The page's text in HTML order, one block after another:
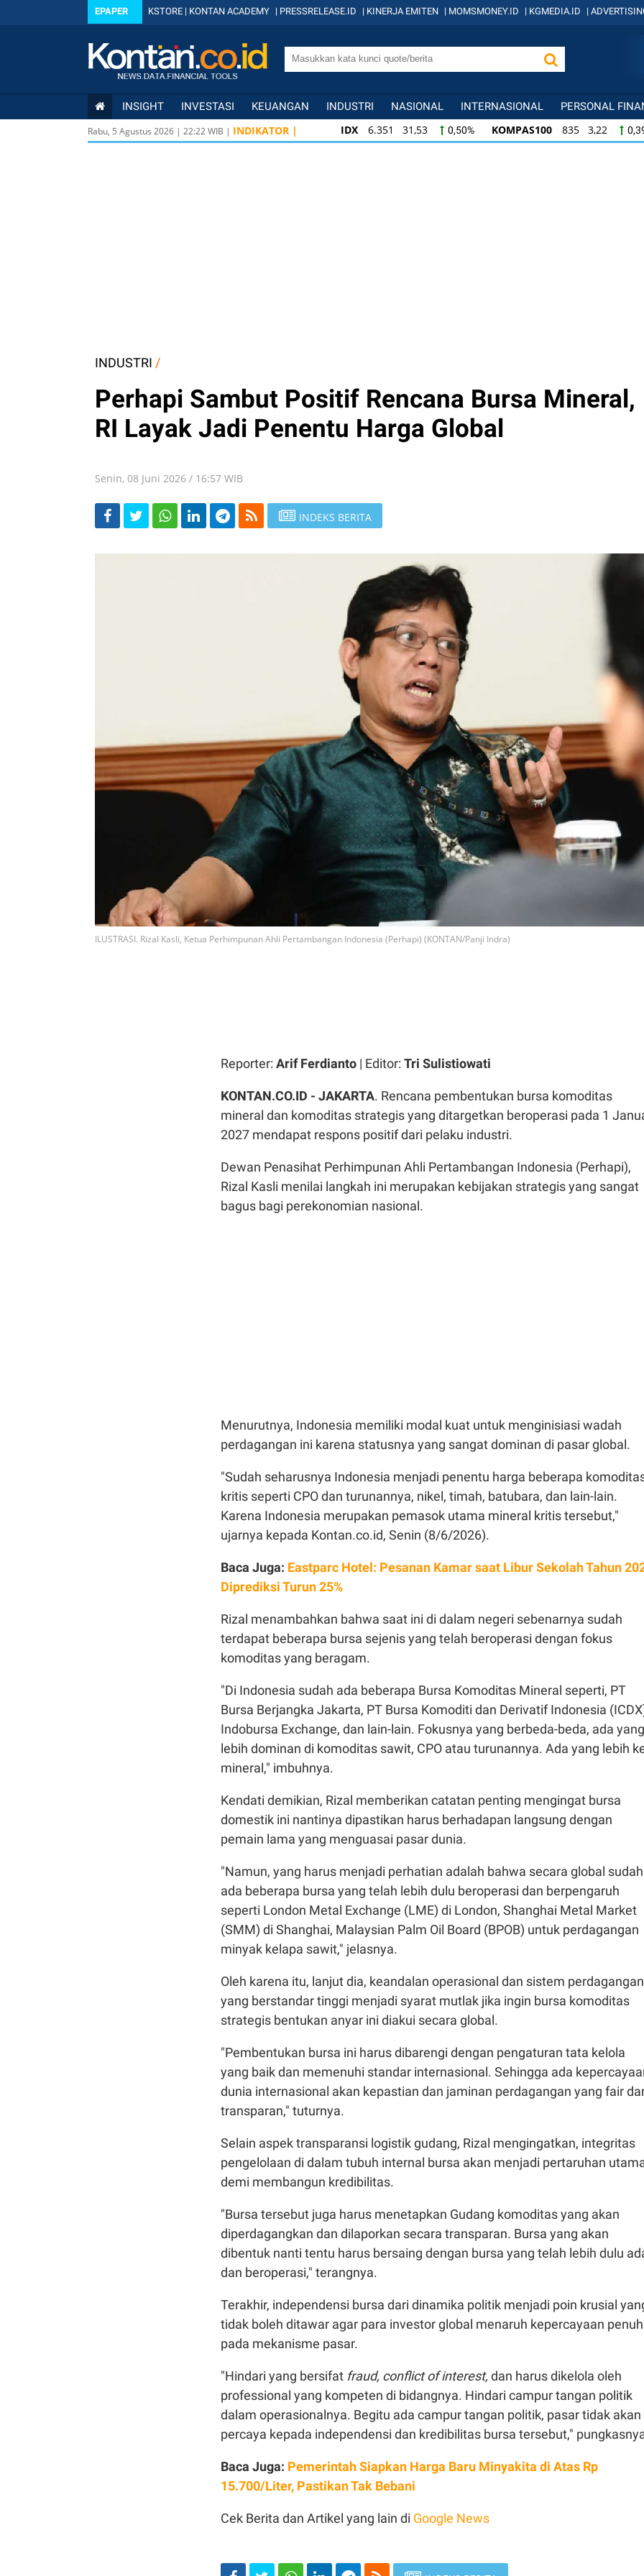
EPAPER KSTORE | KONTAN ACADEMY | PRESSRELEASE.ID | KINERJA EMITEN | MOMSMONEY.ID | KGMEDIA.ID |
INSIGHT INVESTASI KEUANGAN INDUSTRI NASIONAL INTERNASIONAL PERSONAL
Rabu, 5 Agustus 2026 | 22:22WIB | INDIKATOR | IDX 6.351 31,53 0,50% KOMPAS100 835 3,22
IDX
6.351 31,53 0,50% KOMPAS100 835 3,22
INDUSTRI /
Perhapi Sambut Positif Rencana Bursa Mineral,
RI Layak Jadi Penentu Harga Global
Senin, 08 Juni 2026 / 16:57 WIB
INDEKS BERITA
ILUSTRASI. Rizal Kasli, Ketua Perhimpunan Ahli Pertambangan Indonesia (Perhapi) (KONTAN/Panji Indra)
Reporter: Arif Ferdianto | Editor: Tri Sulistiowati
KONTAN.CO.ID - JAKARTA. Rencana pembentukan bursa komoditas
mineral dan komoditas strategis yang ditargetkan beroperasi pada 1
2027 mendapat respons positif dari pelaku industri.
Dewan Penasihat Perhimpunan Ahli Pertambangan Indonesia (Perhapi),
Rizal Kasli menilai langkah ini merupakan kebijakan strategis yang sangat
bagus bagi perekonomian nasional.
Menurutnya, Indonesia memiliki modal kuat untuk menginisiasi wadah
perdagangan ini karena statusnya yang sangat dominan di pasar global.
"Sudah seharusnya Indonesia menjadi penentu harga beberapa
kritis seperti CPO dan turunannya, nikel, timah, batubara, dan lain-lain.
Karena Indonesia merupakan pemasok utama mineral kritis tersebut,"
ujarnya kepada Kontan.co.id, Senin (8/6/2026).
Baca Juga: Eastparc Hotel: Pesanan Kamar saat Libur Sekolah Tahun
Diprediksi Turun 25%
Rizal menambahkan bahwa saat ini di dalam negeri sebenarnya sudah
terdapat beberapa bursa sejenis yang telah beroperasi dengan fokus
komoditas yang beragam.
"Di Indonesia sudah ada beberapa Bursa Komoditas Mineral seperti, PT
Bursa Berjangka Jakarta, PT Bursa Komoditi dan Derivatif Indonesia
Indobursa Exchange, dan lain-lain. Fokusnya yang berbeda-beda, ada yang
lebih dominan di komoditas sawit, CPO atau turunannya. Ada yang lebih
mineral," imbuhnya.
Kendati demikian, Rizal memberikan catatan penting mengingat bursa
domestik ini nantinya dipastikan harus berhadapan langsung dengan
pemain lama yang menguasai pasar dunia.
"Namun, yang harus menjadi perhatian adalah bahwa secara global sudah
ada beberapa bursa yang telah lebih dulu beroperasi dan berpengaruh
seperti London Metal Exchange (LME) di London, Shanghai Metal Market
(SMM) di Shanghai, Malaysian Palm Oil Board (BPOB) untuk perdagangan
minyak kelapa sawit," jelasnya.
Oleh karena itu, lanjut dia, keandalan operasional dan sistem perdagangan
yang berstandar tinggi menjadi syarat mutlak jika ingin bursa komoditas
strategis bentukan anyar ini diakui secara global.
"Pembentukan bursa ini harus dibarengi dengan pengaturan tata kelola
yang baik dan memenuhi standar internasional. Sehingga ada
dunia internasional akan kepastian dan jaminan perdagangan yang fair
transparan," tuturnya.
Selain aspek transparansi logistik gudang, Rizal mengingatkan, integritas
pengelolaan di dalam tubuh internal bursa akan menjadi pertaruhan
demi membangun kredibilitas.
"Bursa tersebut juga harus menetapkan Gudang komoditas yang akan
diperdagangkan dan dilaporkan secara transparan. Bursa yang akan
dibentuk nanti tentu harus bersaing dengan bursa yang telah lebih dulu
dan beroperasi," terangnya.
Terakhir, independensi bursa dari dinamika politik menjadi poin krusial
tidak boleh ditawar agar para investor global menaruh kepercayaan penuh
pada mekanisme pasar.
"Hindari yang bersifat fraud, conflict of interest, dan harus dikelola oleh
professional yang kompeten di bidangnya. Hindari campur tangan politik
dalam operasionalnya. Begitu ada campur tangan politik, pasar tidak akan
percaya kepada independensi dan kredibilitas bursa tersebut,"
Baca Juga: Pemerintah Siapkan Harga Baru Minyakita di Atas Rp
15.700/Liter, Pastikan Tak Bebani
Cek Berita dan Artikel yang lain di Google News